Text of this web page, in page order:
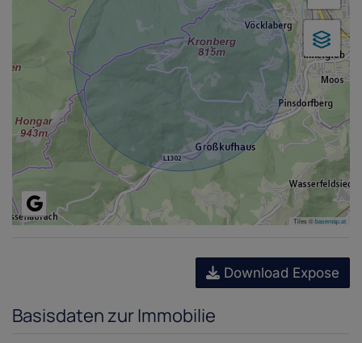
Tiles ©basemap.at
Download Expose
Basisdaten zur Immobilie